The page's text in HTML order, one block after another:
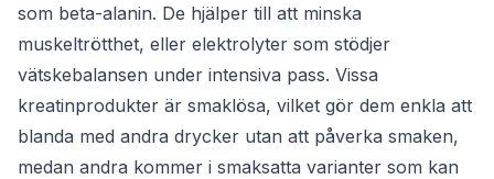
som beta-alanin. De hjälper till att minska
muskeltrötthet, eller elektrolyter som stödjer
vätskebalansen under intensiva pass. Vissa
kreatinprodukter är smaklösa, vilket gör dem enkla att
blanda med andra drycker utan att påverka smaken,
medan andra kommer i smaksatta varianter som kan